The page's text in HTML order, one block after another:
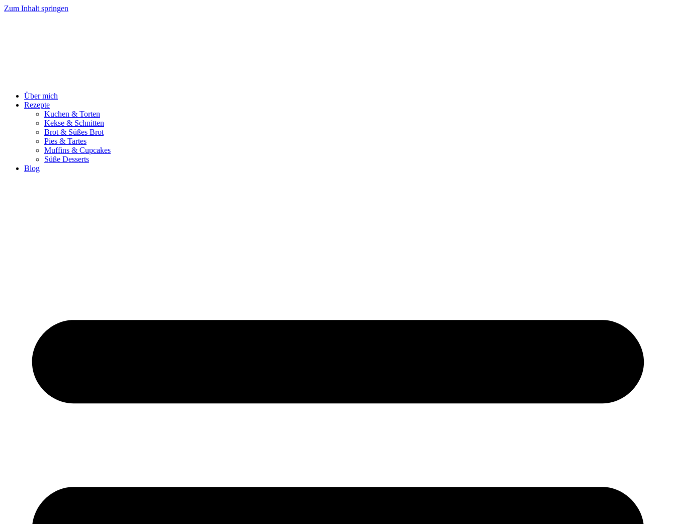
Zum Inhalt springen
Über mich
Rezepte
Kuchen & Torten
Kekse & Schnitten
Brot & Süßes Brot
Pies & Tartes
Muffins & Cupcakes
Süße Desserts
Blog